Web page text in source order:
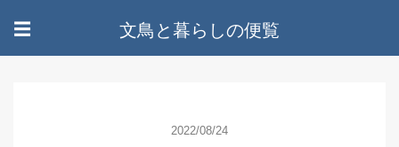
☰ 文鳥と暮らしの便覧
2022/08/24